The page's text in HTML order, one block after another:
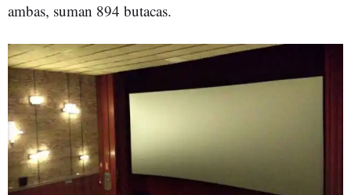
ambas, suman 894 butacas.